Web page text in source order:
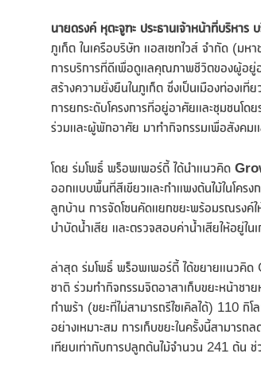
นายดรงค์ หุตะจูฑะ ประธานเจ้าหน้าที่บริหา
ภูเก็ต ในเครือบริษัท แอสเซทไวส์ จำกัด (ม
การบริการที่ดีเพื่อดูแลคุณภาพชีวิตของผู้อยู่
สร้างความยั่งยืนในภูเก็ต ซึ่งเป็นเมืองท่องเ
การยกระดับโครงการที่อยู่อาศัยและชุมชน
ร่วมและผู้พักอาศัย มาทำกิจกรรมเพื่อสังคม
โดย ร่มโพธิ์ พร็อพเพอร์ตี้ ได้นำแนวคิด
ออกแบบพื้นที่สีเขียวและกำแพงต้นไม้ในโค
ลูกบ้าน การจัดโซนคัดแยกขยะพร้อมรณรงค์ใ
บำบัดน้ำเสีย และตรวจสอบค่าน้ำเสียให้อยู่
ล่าสุด ร่มโพธิ์ พร็อพเพอร์ตี้ ได้ขยายแนวคิด
ชาติ ร่วมทำกิจกรรมจิตอาสาเก็บขยะหน้าชา
กำพร้า (ขยะที่ไม่สามารถรีไซเคิลได้) 110 กิ
อย่างเหมาะสม การเก็บขยะในครั้งนี้สามาร
เทียบเท่ากับการปลูกต้นไม้จำนวน 241 ต้น